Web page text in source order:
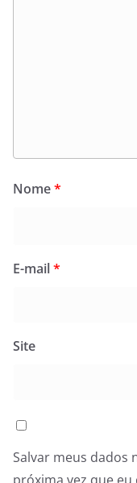
Nome*
E-mail*
Site
Salvar meus dados